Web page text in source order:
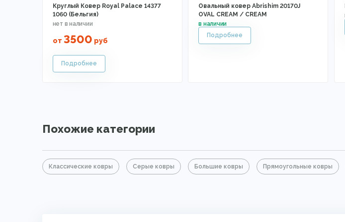
Круглый Ковер Royal Palace 14377
1060 (Бельгия)
от 3500 руб
Овальный ковер Abrishim 20170J
OVAL CREAM / CREAM
Похожие категории
Классические ковры Серые ковры Большие ковры Прямоугольные ковры